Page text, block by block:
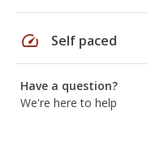
speed Self paced
Have a question?
We're here to help